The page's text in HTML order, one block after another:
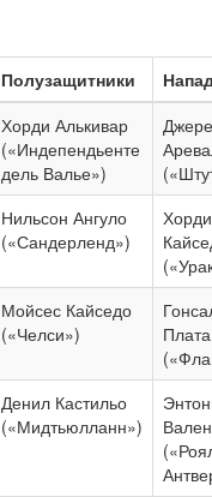
Полузащитники
Хорди Алькивар
(«Индепендьенте
дель Валье»)
Нильсон Ангуло
(«Сандерленд»)
Хорди
Мойсес Кайседо
(«Челси»)
Плата
Денил Кастильо
(«Мидтьюлланн»)